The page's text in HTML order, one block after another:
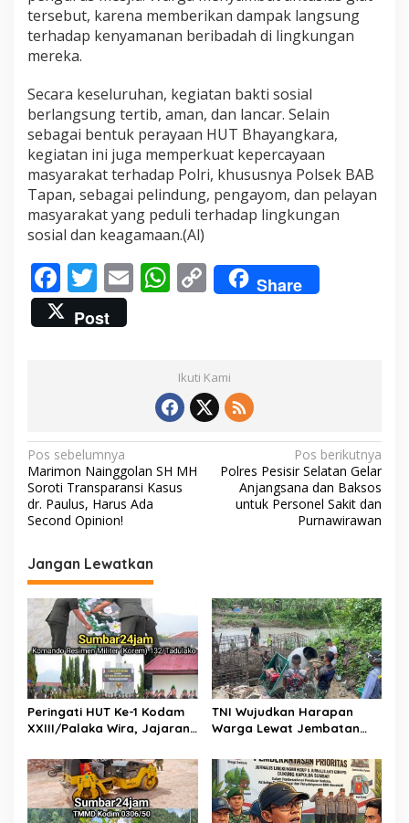
e
n
b
u
t
a
r
i
B
h
a
y
a
n
a
K
e
-
7
tersebut, karena memberikan dampak langsung
terhadap kenyamanan beribadah di lingkungan
mereka.
Secara keseluruhan, kegiatan bakti sosial
berlangsung tertib, aman, dan lancar. Selain
sebagai bentuk perayaan HUT Bhayangkara,
kegiatan ini juga memperkuat kepercayaan
masyarakat terhadap Polri, khususnya Polsek BAB
Tapan, sebagai pelindung, pengayom, dan pelayan
masyarakat yang peduli terhadap lingkungan
sosial dan keagamaan.(Al)
F
ac
e
k
T
w
itt
E W
s
A
p
p
C
o
y
Li
n
k
Share
Post
Ikuti Kami
N
a
v
i
g
a
s
i
p
o
s
Pos sebelumnya
Marimon Nainggolan SH MH
Soroti Transparansi Kasus
dr. Paulus, Harus Ada
Second Opinion!
Pos berikutnya
Polres Pesisir Selatan Gelar
Anjangsana dan Baksos
untuk Personel Sakit dan
Purnawirawan
Jangan Lewatkan
Peringati HUT Ke-1 Kodam
XXIII/Palaka Wira, Jajaran
Ziarah Rombongan di TMP
Tatura PALU
TNI Wujudkan Harapan
Warga Lewat Jembatan
Menghubungkan Dua
Tepian